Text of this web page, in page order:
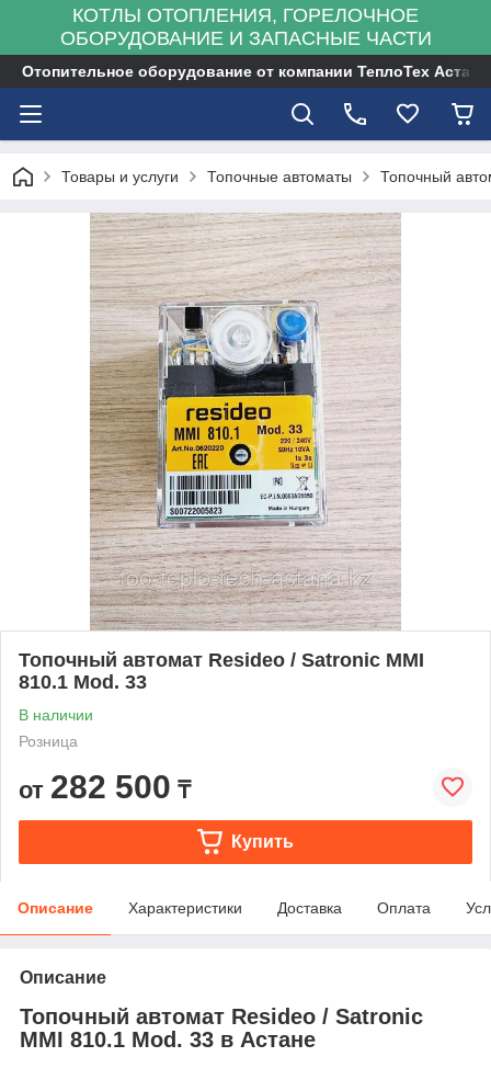
КОТЛЫ ОТОПЛЕНИЯ, ГОРЕЛОЧНОЕ
ОБОРУДОВАНИЕ И ЗАПАСНЫЕ ЧАСТИ
Отопительное оборудование от компании ТеплоТех Астана
Товары и услуги Топочные автоматы Топочный
Топочный автомат Resideo / Satronic MMI
810.1 Mod. 33
В наличии
Розница
от 282 500 ₸
Купить
Описание Характеристики Доставка Оплата
Описание
Топочный автомат Resideo / Satronic
MMI 810.1 Mod. 33 в Астане